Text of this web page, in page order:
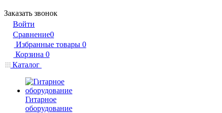
Заказать звонок
Войти
Сравнение0
Избранные товары 0
Корзина 0
Каталог
Гитарное
оборудование